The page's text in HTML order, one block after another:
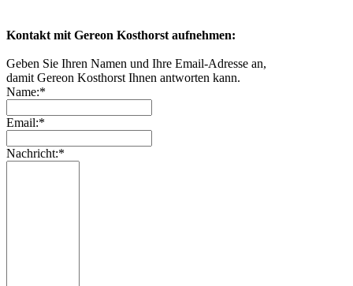
Kontakt mit Gereon Kosthorst aufnehmen:
Geben Sie Ihren Namen und Ihre Email-Adresse an,
damit Gereon Kosthorst Ihnen antworten kann.
Name:*
Email:*
Nachricht:*